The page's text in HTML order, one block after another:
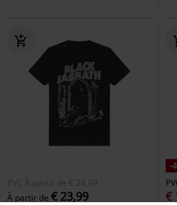
PVC À partir de € 24,99
À partir de € 23,99
-
€